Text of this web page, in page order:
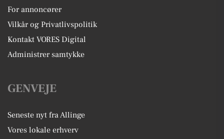
For annoncører
Vilkår og Privatlivspolitik
Kontakt VORES Digital
Administrer samtykke
GENVEJE
Seneste nyt fra Allinge
Vores lokale erhverv